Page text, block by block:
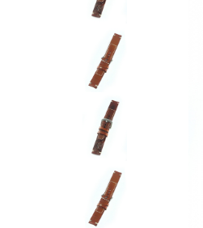
Ceasuri Accurist
Ceasuri Daniel Klein
Ceasuri Q&Q Attractive